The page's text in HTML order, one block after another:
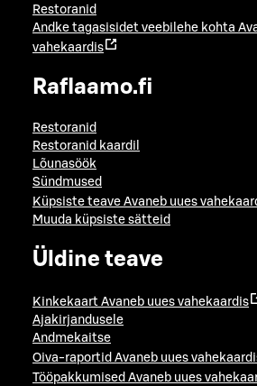
Restoranid
Andke tagasisidet veebilehe kohta
vahekaardis
Raflaamo.fi
Restoranid
Restoranid kaardil
Lõunasöök
Sündmused
Küpsiste teave Avaneb uues
Muuda küpsiste sätteid
Üldine teave
Kinkekaart Avaneb uues vahekaardis
Ajakirjandusele
Andmekaitse
Oiva-raportid Avaneb uues
Tööpakkumised Avaneb uues